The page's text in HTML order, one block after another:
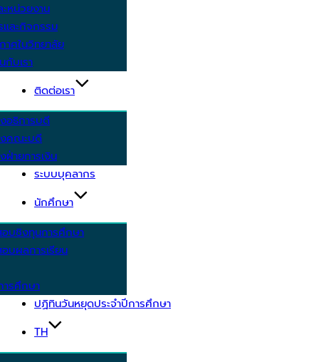
หน่วยงาน
และกิจกรรม
าศในวิทยาลัย
กับเรา
ติดต่อเรา
อธิการบดี
คณะบดี
ฝ่ายการเงิน
ระบบบุคลากร
นักศึกษา
บชิงทุนการศึกษา
บผลการเรียน
รศึกษา
ปฏิทินวันหยุดประจำปีการศึกษา
TH